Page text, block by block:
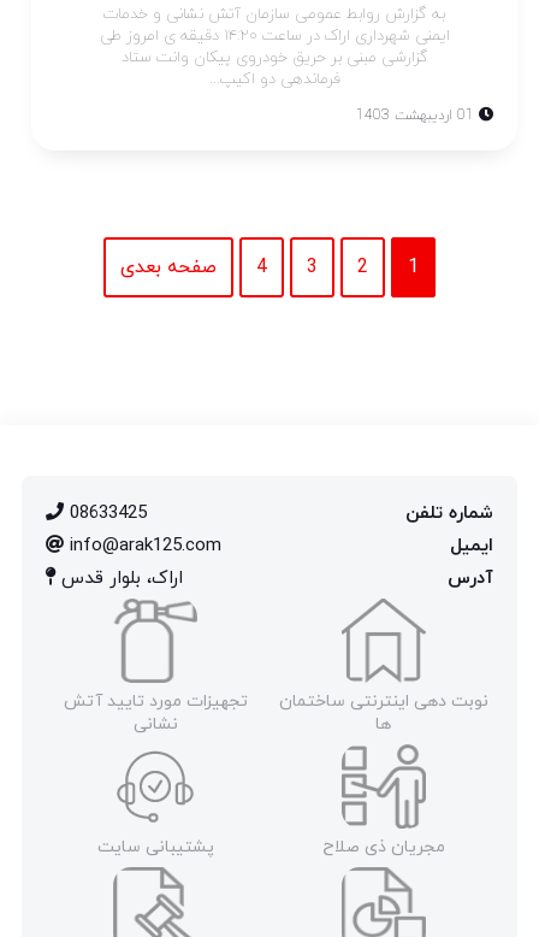
به گزارش روابط عمومی سازمان آتش نشانی و خدمات
ایمنی شهرداری اراک در ساعت ۱۴:۲۰ دقیقه ی امروز طی
گزارشی مبنی بر حریق خودروی پیکان وانت ستاد
فرماندهی دو اکیپ...
01 اردیبهشت 1403
1
2
3
4 صفحه بعدی
شماره تلفن
08633425
ایمیل
info@arak125.com
آدرس
اراک، بلوار قدس
نوبت دهی اینترنتی ساختمان
ها
تجهیزات مورد تایید آتش
نشانی
مجریان ذی صلاح پشتیبانی سایت